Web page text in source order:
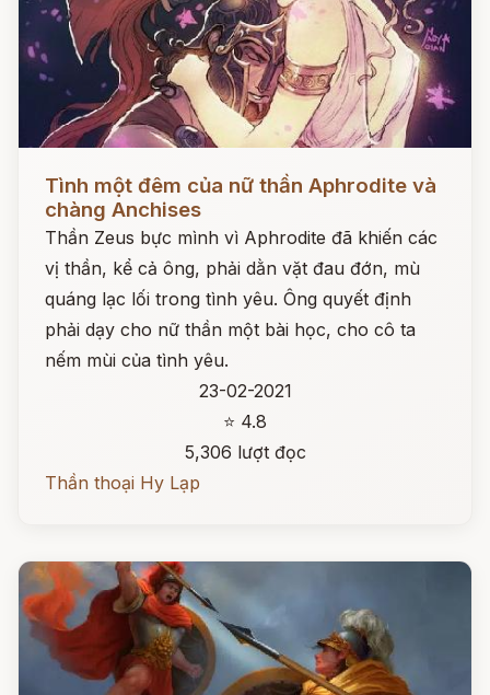
Tình một đêm của nữ thần Aphrodite và
chàng Anchises
Thần Zeus bực mình vì Aphrodite đã khiến các
vị thần, kể cả ông, phải dằn vặt đau đớn, mù
quáng lạc lối trong tình yêu. Ông quyết định
phải dạy cho nữ thần một bài học, cho cô ta
nếm mùi của tình yêu.
23-02-2021
⭐ 4.8
5,306 lượt đọc
Thần thoại Hy Lạp